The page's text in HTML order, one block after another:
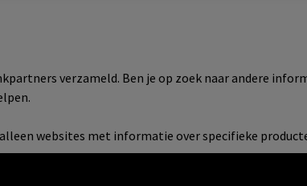
verzameld. Ben je op zoek naar andere
websites met informatie over specifieke